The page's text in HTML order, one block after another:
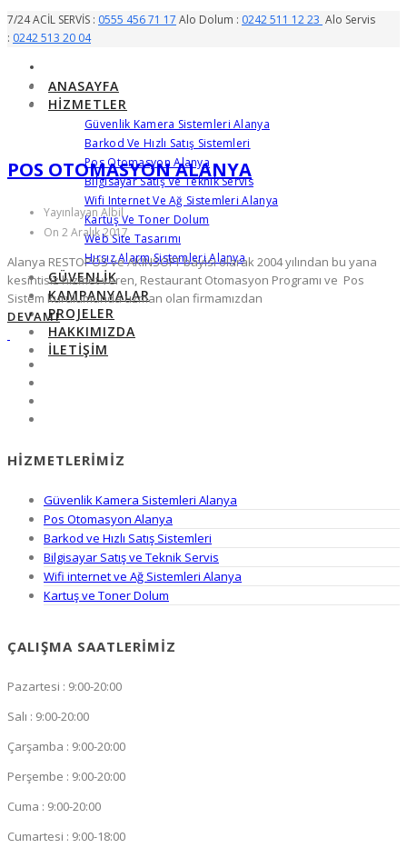
7/24 ACİL SERVİS : 0555 456 71 17 Alo Dolum : 0242 511 12 23 Alo Servis
: 0242 513 20 04
ANASAYFA
HIZMETLER
Güvenlik Kamera Sistemleri Alanya
Barkod Ve Hızlı Satış Sistemleri
Pos Otomasyon Alanya
Bilgisayar Satış Ve Teknik Servis
Wifi Internet Ve Ağ Sistemleri Alanya
Kartuş Ve Toner Dolum
Web Site Tasarımı
Hırsız Alarm Sistemleri Alanya
GÜVENLIK
KAMPANYALAR
PROJELER
HAKKIMIZDA
İLETIŞIM
POS OTOMASYON ALANYA
Yayınlayan Albil
On 2 Aralık 2017
Alanya RESTOPOS ve AKINSOFT bayisi olarak 2004 yılından bu yana
kesintisiz hizmet veren, Restaurant Otomasyon Programı ve Pos
Sistem kurulumunda uzman olan firmamızdan
DEVAMI
HIZMETLERIMIZ
Güvenlik Kamera Sistemleri Alanya
Pos Otomasyon Alanya
Barkod ve Hızlı Satış Sistemleri
Bilgisayar Satış ve Teknik Servis
Wifi internet ve Ağ Sistemleri Alanya
Kartuş ve Toner Dolum
ÇALIŞMA SAATLERIMIZ
Pazartesi : 9:00-20:00
Salı : 9:00-20:00
Çarşamba : 9:00-20:00
Perşembe : 9:00-20:00
Cuma : 9:00-20:00
Cumartesi : 9:00-18:00